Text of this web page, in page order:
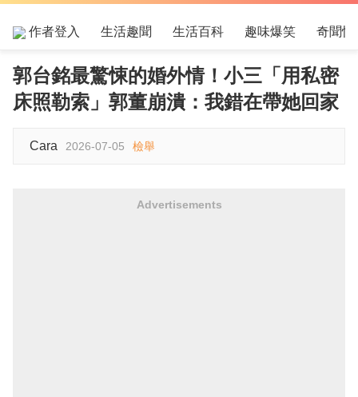
作者登入 生活趣聞 生活百科 趣味爆笑 奇聞怪
郭台銘最驚悚的婚外情！小三「用私密
床照勒索」郭董崩潰：我錯在帶她回家
Cara 2026-07-05 檢舉
Advertisements